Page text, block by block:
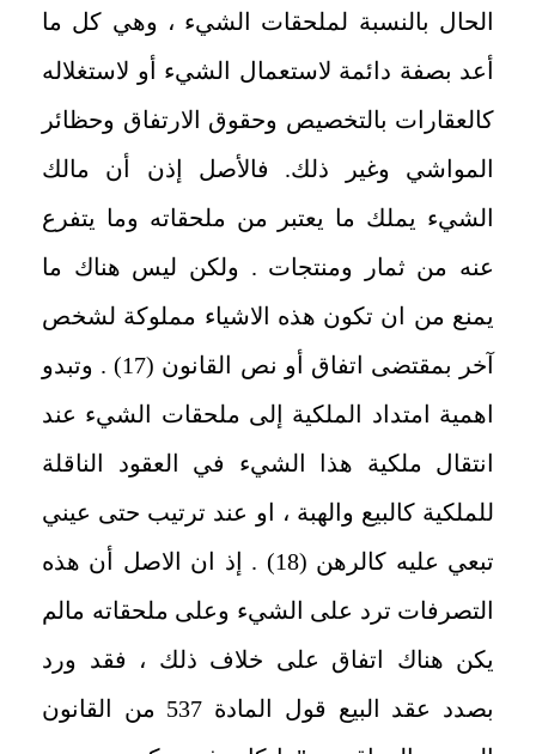
الحال بالنسبة لملحقات الشيء ، وهي كل ما
أعد بصفة دائمة لاستعمال الشيء أو لاستغلاله
كالعقارات بالتخصيص وحقوق الارتفاق وحظائر
المواشي وغير ذلك. فالأصل إذن أن مالك
الشيء يملك ما يعتبر من ملحقاته وما يتفرع
عنه من ثمار ومنتجات . ولكن ليس هناك ما
يمنع من ان تكون هذه الاشياء مملوكة لشخص
آخر بمقتضى اتفاق أو نص القانون (17) . وتبدو
اهمية امتداد الملكية إلى ملحقات الشيء عند
انتقال ملكية هذا الشيء في العقود الناقلة
للملكية كالبيع والهبة ، او عند ترتيب حتى عيني
تبعي عليه كالرهن (18) . إذ ان الاصل أن هذه
التصرفات ترد على الشيء وعلى ملحقاته مالم
يكن هناك اتفاق على خلاف ذلك ، فقد ورد
بصدد عقد البيع قول المادة 537 من القانون